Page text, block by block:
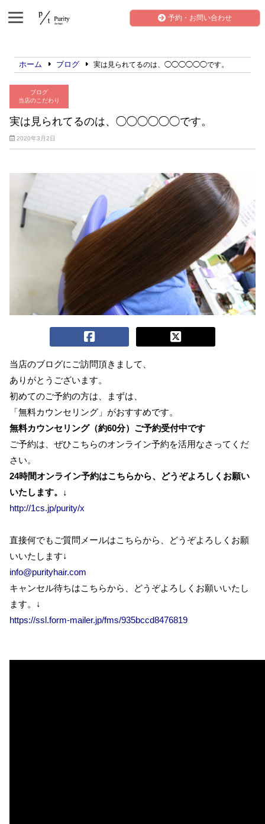
予約・お問い合わせ
ホーム ブログ 実は見られてるのは、◯◯◯◯◯◯です。
ブログ
当店のこだわり
実は見られてるのは、◯◯◯◯◯◯です。
2020年3月2日
当店のブログにご訪問頂きまして、
ありがとうございます。
初めてのご予約の方は、まずは、
「無料カウンセリング」がおすすめです。
無料カウンセリング（約60分）ご予約受付中です
ご予約は、ぜひこちらのオンライン予約を活用なさってくだ
さい。
24時間オンライン予約はこちらから、どうぞよろしくお願い
いたします。
↓
http://1cs.jp/purity/x
直接何でもご質問メールはこちらから、どうぞよろしくお願
いいたします↓
info@purityhair.com
キャンセル待ちはこちらから、どうぞよろしくお願いいたし
ます。↓
https://ssl.form-mailer.jp/fms/935bccd8476819